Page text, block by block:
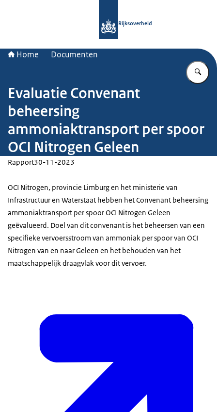
Rijksoverheid
Home Documenten
Evaluatie Convenant
beheersing
ammoniaktransport per spoor
OCI Nitrogen Geleen
Rapport30-11-2023
OCI Nitrogen, provincie Limburg en het ministerie van
Infrastructuur en Waterstaat hebben het Convenant beheersing
ammoniaktransport per spoor OCI Nitrogen Geleen
geëvalueerd. Doel van dit convenant is het beheersen van een
specifieke vervoersstroom van ammoniak per spoor van OCI
Nitrogen van en naar Geleen en het behouden van het
maatschappelijk draagvlak voor dit vervoer.